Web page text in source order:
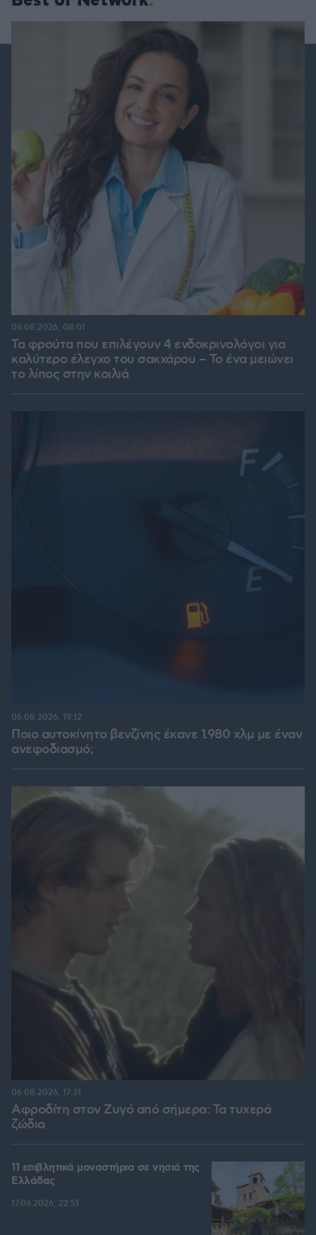
Τα φρούτα που επιλέγουν 4 ενδοκρινολόγοι για
καλύτερο έλεγχο του σακχάρου – Το ένα μειώνει
το λίπος στην κοιλιά
06.08.2026, 08:01
Ποιο αυτοκίνητο βενζίνης έκανε 1.980 χλμ με έναν
ανεφοδιασμό;
06.08.2026, 19:12
Αφροδίτη στον Ζυγό από σήμερα: Τα τυχερά
ζώδια
06.08.2026, 17:31
11 επιβλητικά μοναστήρια σε νησιά της
Ελλάδας
17.06.2026, 22:51